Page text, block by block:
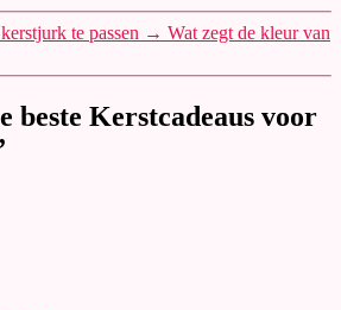
te passen → Wat zegt de kleur van
beste Kerstcadeaus voor